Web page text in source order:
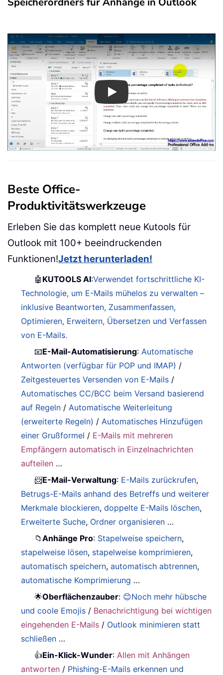
Play
Beste Office-
Produktivitätswerkzeuge
Erleben Sie das komplett neue Kutools für
Outlook mit 100+ beeindruckenden
Funktionen!Jetzt herunterladen!
🤖 KUTOOLS AI:Verwendet fortschrittliche KI-
Technologie, um E-Mails mühelos zu verwalten –
inklusive Beantworten, Zusammenfassen,
Optimieren, Erweitern, Übersetzen und Verfassen
von E-Mails.
📧E-Mail-Automatisierung:Automatische
Antworten (verfügbar für POP und IMAP) /
Zeitgesteuertes Versenden von E-Mails /
Automatisches CC/BCC beim Versand basierend
auf Regeln /Automatische Weiterleitung
(erweiterte Regeln) /Automatisches Hinzufügen
einer Grußformel / E-Mails mit mehreren
Empfängern automatisch in Einzelnachrichten
aufteilen …
📨E-Mail-Verwaltung: E-Mails zurückrufen,
Betrugs-E-Mails anhand des Betreffs und weiterer
Merkmale blockieren,doppelte E-Mails löschen,
Erweiterte Suche, Ordner organisieren …
📁Anhänge Pro: Stapelweise speichern,
stapelweise lösen, stapelweise komprimieren,
automatisch speichern,automatisch abtrennen,
automatische Komprimierung …
🌟Oberflächenzauber: 😊Noch mehr hübsche
und coole Emojis / Benachrichtigung bei wichtigen
eingehenden E-Mails / Outlook minimieren statt
schließen …
👍Ein-Klick-Wunder:Allen mit Anhängen
antworten / Phishing-E-Mails erkennen und